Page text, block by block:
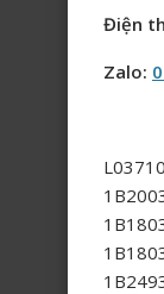
Điện
Zalo: